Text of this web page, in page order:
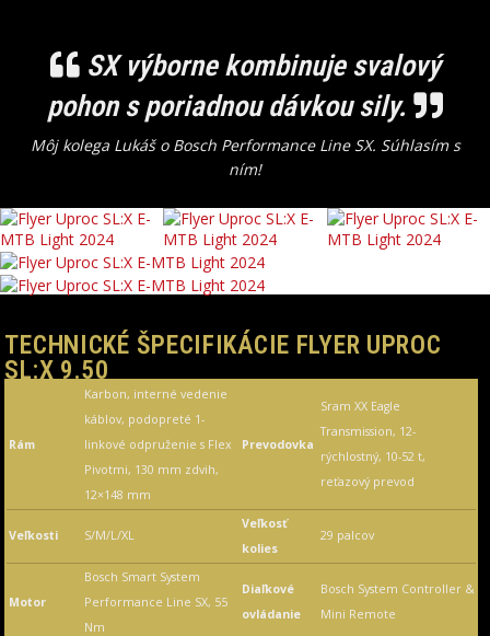
SX výborne kombinuje svalový
pohon s poriadnou dávkou sily.
Môj kolega Lukáš o Bosch Performance Line SX. Súhlasím s
ním!
TECHNICKÉ ŠPECIFIKÁCIE FLYER UPROC
SL:X 9.50
Rám
Karbon, interné vedenie
káblov, podopreté 1-
linkové odpruženie s Flex
Pivotmi, 130 mm zdvih,
12×148 mm
Prevodovka
Sram XX Eagle
Transmission, 12-
rýchlostný, 10-52 t,
reťazový prevod
Veľkosti S/M/L/XL
Veľkosť
kolies
29 palcov
Motor
Bosch Smart System
Performance Line SX, 55
Nm
Diaľkové
ovládanie
Bosch System Controller &
Mini Remote